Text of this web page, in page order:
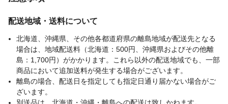
配送地域・送料について
北海道、沖縄県、その他各都道府県の離島地域が配送先となる
場合は、地域配送料（北海道：500円、沖縄県およびその他離
島：1,700円）がかかります。これら以外の配送地域でも、一部
商品において追加送料が発生する場合がございます。
離島の場合、配送日を指定しても指定日通り届かない場合がご
ざいます。